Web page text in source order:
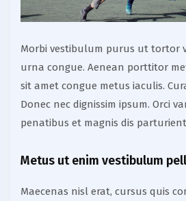
Morbi vestibulum purus ut tortor
urna congue. Aenean porttitor
sit amet congue metus iaculis.
Donec nec dignissim ipsum. Orci
penatibus et magnis dis
Metus ut enim vestibulum
Maecenas nisl erat, cursus quis